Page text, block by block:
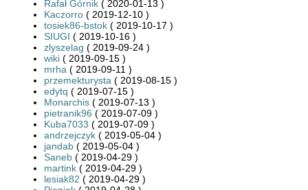
Rafał Górnik ( 2020-01-13 )
Kaczorro ( 2019-12-10 )
tosiek86-bstok ( 2019-10-17 )
SIUGI ( 2019-10-16 )
zlyszelag ( 2019-09-24 )
wiki ( 2019-09-15 )
mrha ( 2019-09-11 )
przemekturysta ( 2019-08-15 )
edytq ( 2019-07-15 )
Monarchis ( 2019-07-13 )
pietranik96 ( 2019-07-09 )
Kuba7033 ( 2019-07-09 )
andrzejczyk ( 2019-05-04 )
jandab ( 2019-05-04 )
Saneb ( 2019-04-29 )
martink ( 2019-04-29 )
lesiak82 ( 2019-04-29 )